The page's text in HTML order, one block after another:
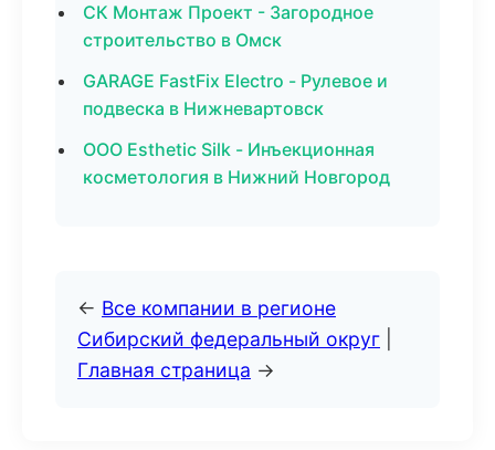
СК Монтаж Проект - Загородное
строительство в Омск
GARAGE FastFix Electro - Рулевое и
подвеска в Нижневартовск
ООО Esthetic Silk - Инъекционная
косметология в Нижний Новгород
← Все компании в регионе
Сибирский федеральный округ
Главная страница →